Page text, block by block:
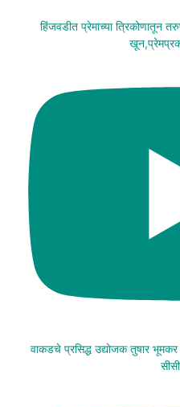
हिंजवडीत प्रेमाच्या त्रिकोणातून
वाकडचे प्रसिद्ध उद्योजक तुषार